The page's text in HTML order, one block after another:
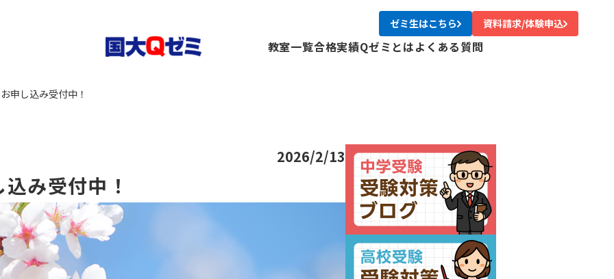
ゼミ生はこちら 資料請求/体験申込
1～2）
6）
生）
1～3）
ス（高1～高卒生）
教室一覧
市ヶ尾校
都筑校
いずみ中央校
合格実績Qゼミとはよくある質問
申し込み受付中！
2026/2/13
み受付中！